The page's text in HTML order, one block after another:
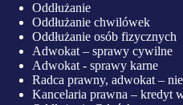
Oddłużanie
Oddłużanie chwilówek
Oddłużanie osób fizycznych
Adwokat – sprawy cywilne
Adwokat - sprawy karne
Radca prawny, adwokat –
Kancelaria prawna – kredyt